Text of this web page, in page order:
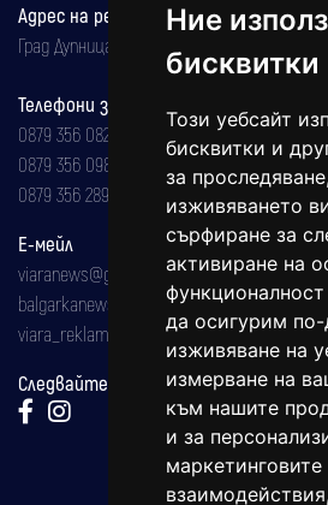
Ние
бисквитки
Този уебсайт
бисквитки и
за
изживяването
сърфиране за
активиране на
функционалност
да осигурим
изживяване на
измерване на
към нашите
и за
маркетинговите
взаимодействия,
Адрес на редакцията
Град Дупница, ул.''Христо Ботев" 43
Телефони за реклама и абонаменти
0879 356 082
0879 356 098
0879 356 289
Е-мейл
viaranews@gmail.com
balgarkanews@gmail.com
viara_reklama@mail.bg
Следвайте ни: